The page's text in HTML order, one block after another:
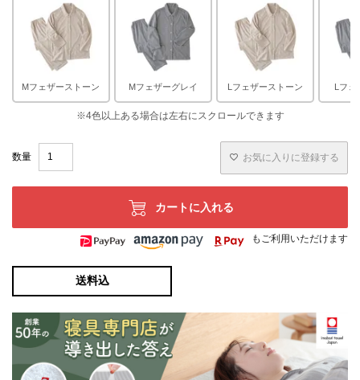
Mフェザーストーン Mフェザーグレイ Lフェザーストーン Lフェ
お気に入りに登録する
カートに入れる
もご利用いただけます
送料込